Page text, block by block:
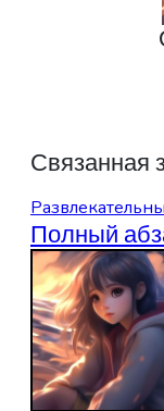
Связанная
Полный